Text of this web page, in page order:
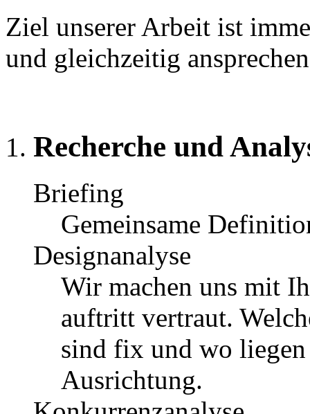
Ziel unserer Arbeit ist
und gleichzeitig
Recherche und
Briefing
Gemeinsame
Designanalyse
Wir machen uns mit
auftritt vertraut.
sind fix und wo
Ausrichtung.